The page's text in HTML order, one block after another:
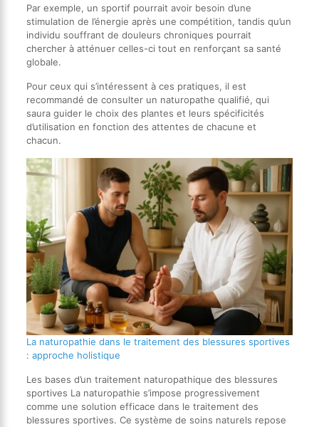
Par exemple, un sportif pourrait avoir besoin d’une
stimulation de l’énergie après une compétition, tandis qu’un
individu souffrant de douleurs chroniques pourrait
chercher à atténuer celles-ci tout en renforçant sa santé
globale.
Pour ceux qui s’intéressent à ces pratiques, il est
recommandé de consulter un naturopathe qualifié, qui
saura guider le choix des plantes et leurs spécificités
d’utilisation en fonction des attentes de chacune et
chacun.
La naturopathie dans le traitement des blessures sportives
: approche holistique
Les bases d’un traitement naturopathique des blessures
sportives La naturopathie s’impose progressivement
comme une solution efficace dans le traitement des
blessures sportives. Ce système de soins naturels repose